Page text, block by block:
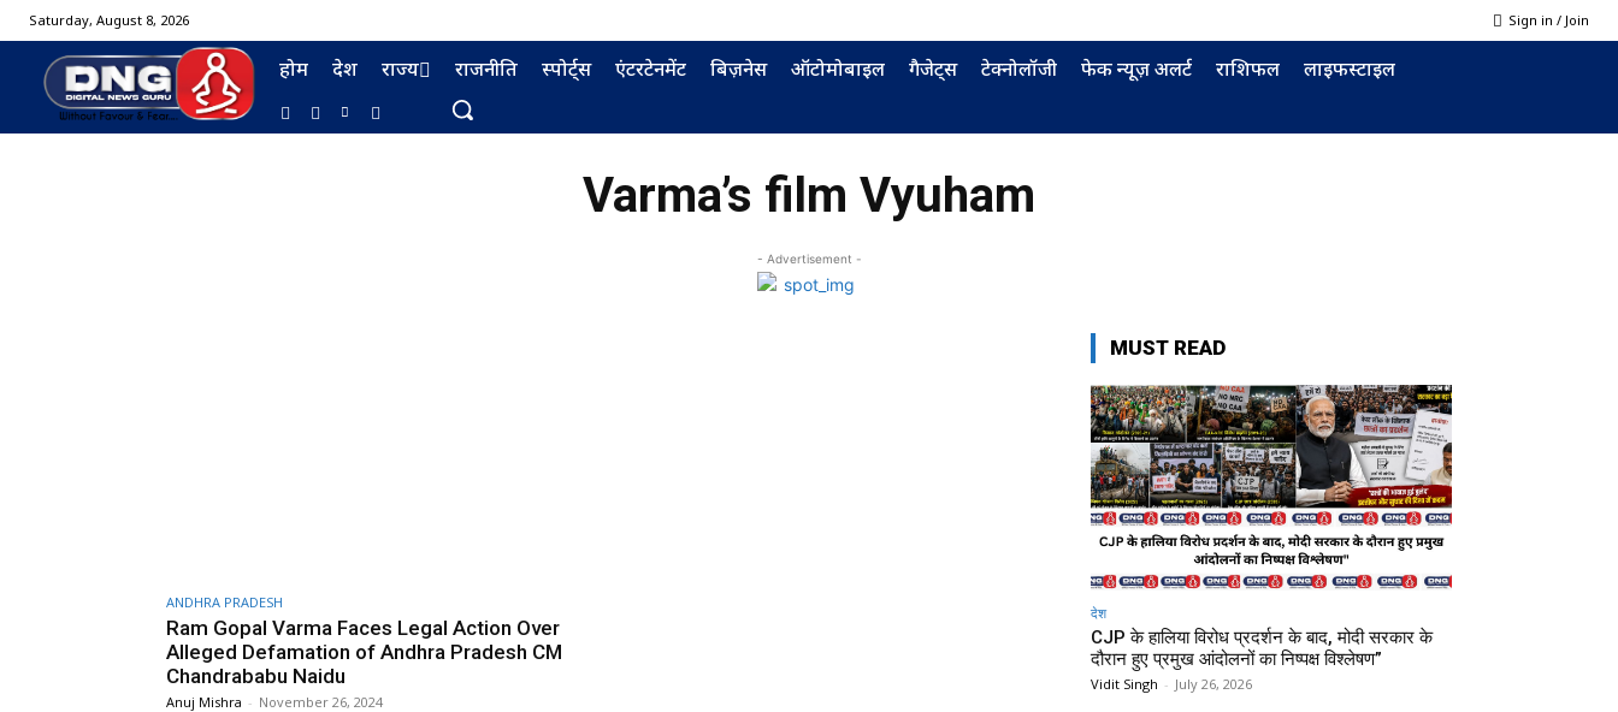
Saturday, August 8, 2026 Sign in / Join
होम देश राज्य राजनीति स्पोर्ट्स एंटरटेनमेंट बिज़नेस ऑटोमोबाइल गैजेट्स टेक्नोलॉजी फेक न्यूज़ अलर्ट राशिफल लाइफस्टाइल
Varma’s film Vyuham
- Advertisement -
ANDHRA PRADESH
Ram Gopal Varma Faces Legal Action Over
Alleged Defamation of Andhra Pradesh CM
Chandrababu Naidu
Anuj Mishra - November 26, 2024
MUST READ
देश
CJP के हालिया विरोध प्रदर्शन के बाद, मोदी सरकार के
दौरान हुए प्रमुख आंदोलनों का निष्पक्ष विश्लेषण”
Vidit Singh - July 26, 2026